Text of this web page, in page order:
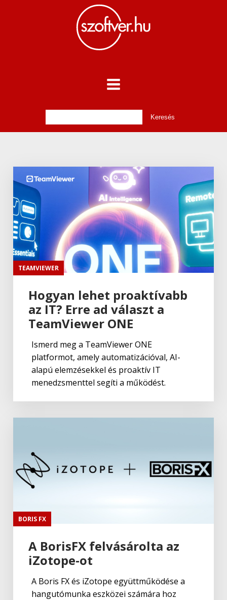
TEAMVIEWER
Hogyan lehet proaktívabb
az IT? Erre ad választ a
TeamViewer ONE
Ismerd meg a TeamViewer ONE
platformot, amely automatizációval, AI-
alapú elemzésekkel és proaktív IT
menedzsmenttel segíti a működést.
BORIS FX
A BorisFX felvásárolta az
iZotope-ot
A Boris FX és iZotope együttműködése a
hangutómunka eszközei számára hoz